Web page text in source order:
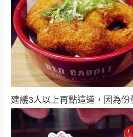
建議3人以上再點這道，因為份